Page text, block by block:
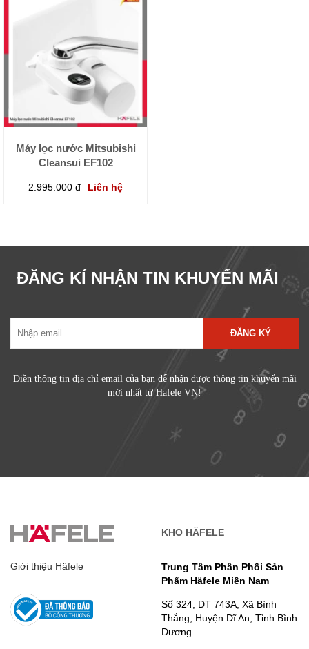
Máy lọc nước Mitsubishi
Cleansui EF102
2.995.000 đ Liên hệ
ĐĂNG KÍ NHẬN TIN KHUYẾN MÃI
ĐĂNG KÝ
Điền thông tin địa chỉ email của bạn để nhận được thông tin khuyến mãi
mới nhất từ Hafele VN!
Giới thiệu Häfele
KHO HÄFELE
Trung Tâm Phân Phối Sản
Phẩm Häfele Miền Nam
Số 324, DT 743A, Xã Bình
Thắng, Huyện Dĩ An, Tỉnh Bình
Dương